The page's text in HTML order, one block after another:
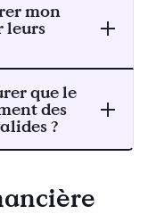
mon
leurs
que le
des
?